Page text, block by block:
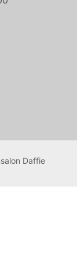
Daffie